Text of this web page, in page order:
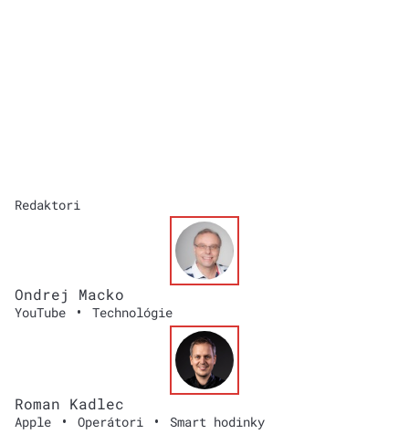
Redaktori
Ondrej Macko
YouTube • Technológie
Roman Kadlec
Apple • Operátori • Smart hodinky